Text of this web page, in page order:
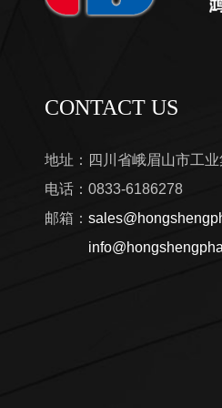
CONTACT US
地址：四川省峨眉山市工
电话：0833-6186278
邮箱：